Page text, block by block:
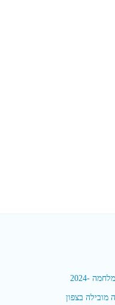
-2024
מובילה בצפון